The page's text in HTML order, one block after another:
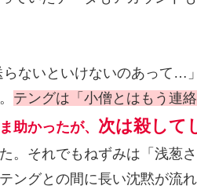
ないといけないのあって…
テングは「小僧とはもう連
助かったが、 次は殺して
。それでもねずみは「浅葱
ングとの間に長い沈黙が流れ